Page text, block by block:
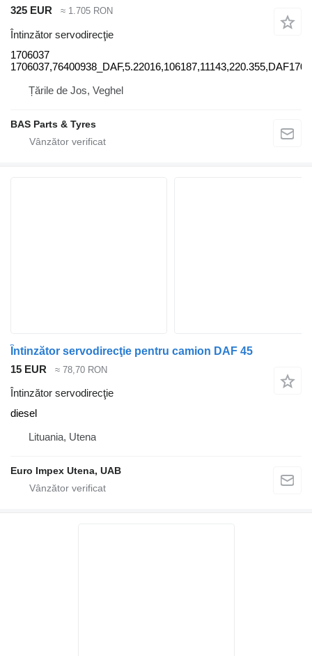
325 EUR ≈ 1.705 RON
Întinzător servodirecţie
1706037
Țările de Jos, Veghel
BAS Parts & Tyres
Întinzător servodirecţie pentru camion DAF 45
15 EUR
≈ 78,70 RON
Întinzător servodirecţie
diesel
Lituania, Utena
Euro Impex Utena, UAB